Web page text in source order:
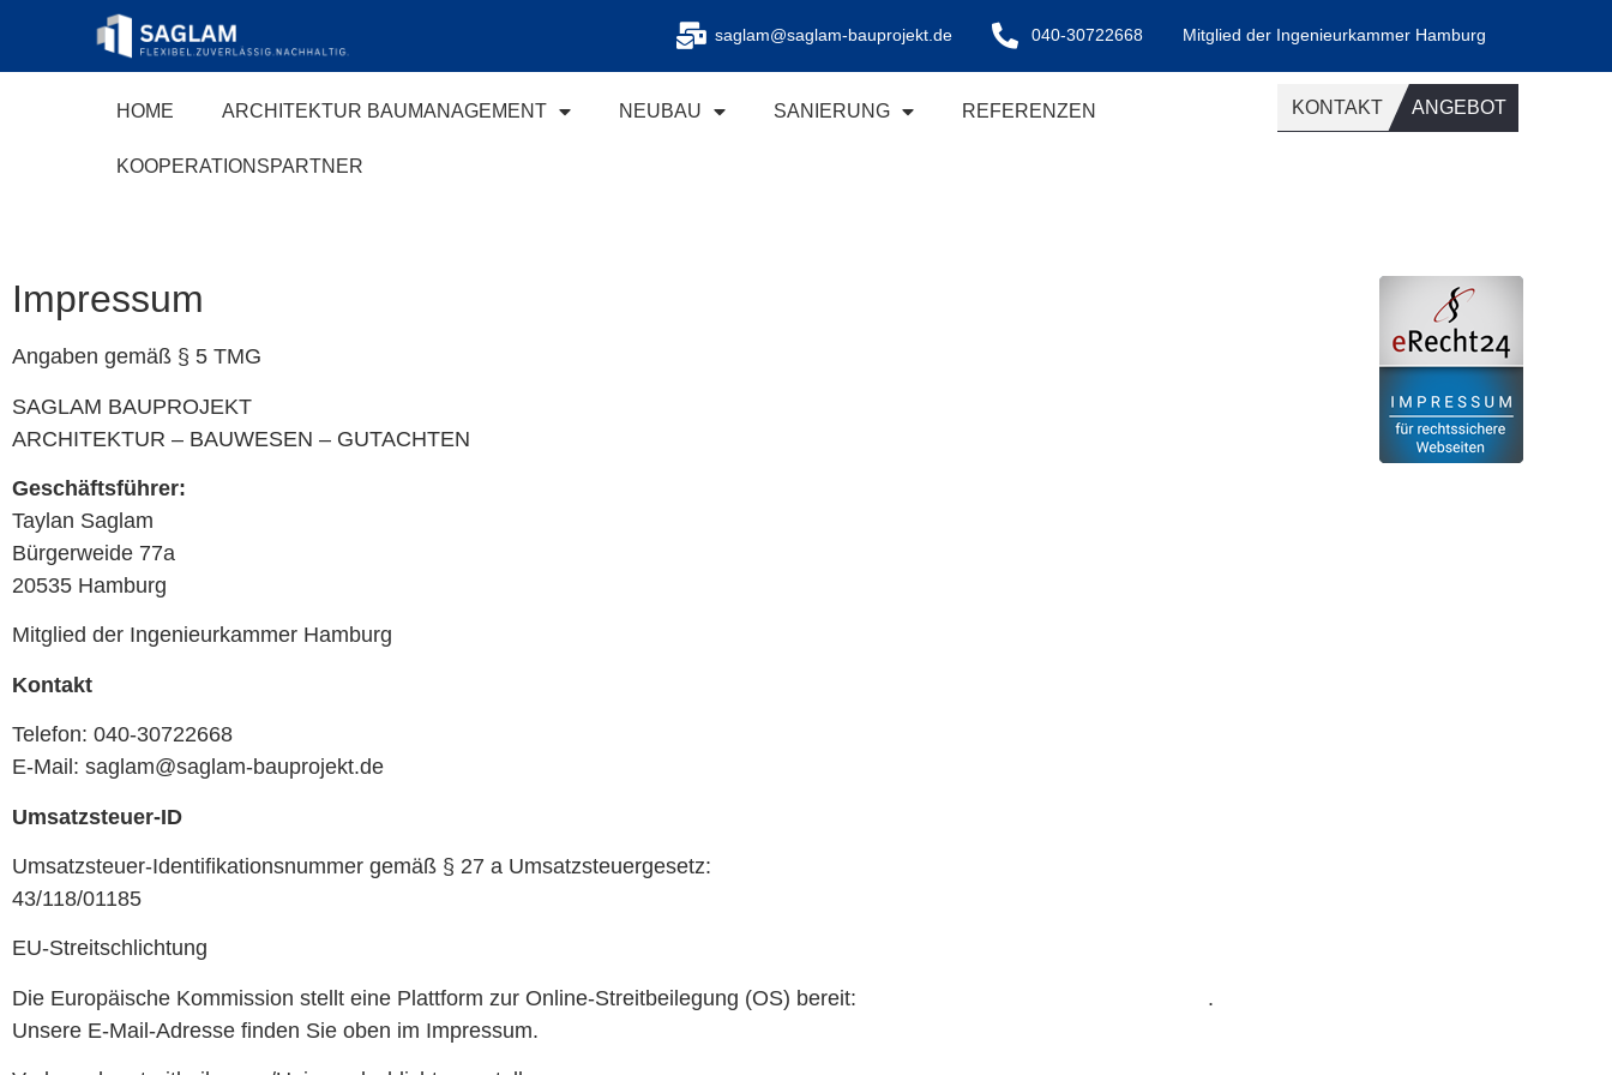
saglam@saglam-bauprojekt.de 040-30722668 Mitglied der Ingenieurkammer Hamburg
HOME ARCHITEKTUR BAUMANAGEMENT NEUBAU SANIERUNG REFERENZEN
KOOPERATIONSPARTNER
KONTAKT ANGEBOT
Impressum
Angaben gemäß § 5 TMG
SAGLAM BAUPROJEKT
ARCHITEKTUR – BAUWESEN – GUTACHTEN
Geschäftsführer:
Taylan Saglam
Bürgerweide 77a
20535 Hamburg
Mitglied der Ingenieurkammer Hamburg
Kontakt
Telefon: 040-30722668
E-Mail: saglam@saglam-bauprojekt.de
Umsatzsteuer-ID
Umsatzsteuer-Identifikationsnummer gemäß § 27 a Umsatzsteuergesetz:
43/118/01185
EU-Streitschlichtung
Die Europäische Kommission stellt eine Plattform zur Online-Streitbeilegung (OS) bereit:
.
Unsere E-Mail-Adresse finden Sie oben im Impressum.